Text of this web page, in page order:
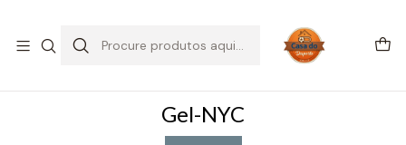
Início CALÇADO ASICS Gel-NYC
Gel-NYC